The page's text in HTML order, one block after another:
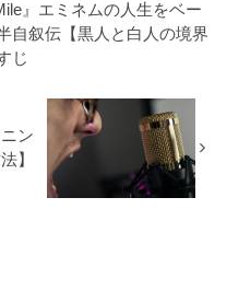
』エミネムの人生をベー
自叙伝【黒人と白人の境界
じ
ン
】